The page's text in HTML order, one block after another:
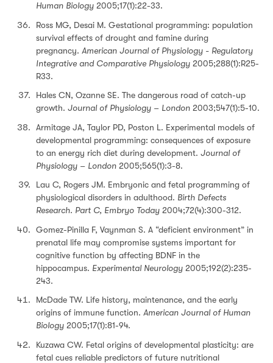
Human Biology 2005;17(1):22-33.
Ross MG, Desai M. Gestational programming: population
survival effects of drought and famine during
pregnancy. American Journal of Physiology - Regulatory
Integrative and Comparative Physiology 2005;288(1):R25-
R33.
Hales CN, Ozanne SE. The dangerous road of catch-up
growth. Journal of Physiology – London 2003;547(1):5-10.
Armitage JA, Taylor PD, Poston L. Experimental models of
developmental programming: consequences of exposure
to an energy rich diet during development. Journal of
Physiology – London 2005;565(1):3-8.
Lau C, Rogers JM. Embryonic and fetal programming of
physiological disorders in adulthood. Birth Defects
Research. Part C, Embryo Today 2004;72(4):300-312.
Gomez-Pinilla F, Vaynman S. A “deficient environment” in
prenatal life may compromise systems important for
cognitive function by affecting BDNF in the
hippocampus. Experimental Neurology 2005;192(2):235-
243.
McDade TW. Life history, maintenance, and the early
origins of immune function. American Journal of Human
Biology 2005;17(1):81-94.
Kuzawa CW. Fetal origins of developmental plasticity: are
fetal cues reliable predictors of future nutritional